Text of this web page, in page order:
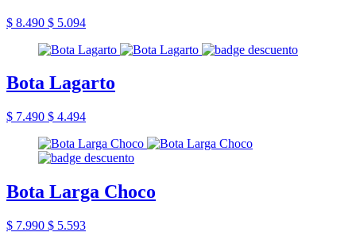
$ 8.490 $ 5.094
Bota Lagarto
$ 7.490 $ 4.494
Bota Larga Choco
$ 7.990 $ 5.593